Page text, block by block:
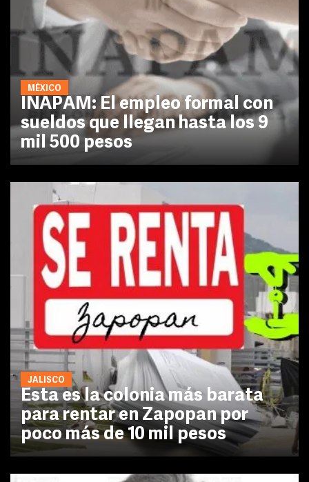
MÉXICO
INAPAM: El empleo formal con
sueldos que llegan hasta los 9
mil 500 pesos
JALISCO
Esta es la colonia más barata
para rentar en Zapopan por
poco más de 10 mil pesos